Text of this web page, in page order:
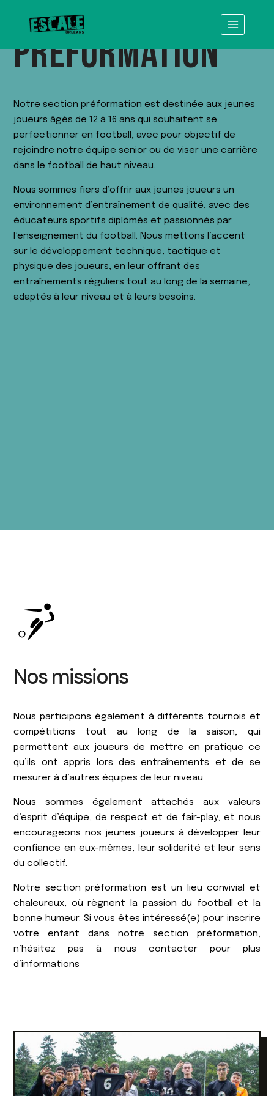
PRÉFORMATION
Notre section préformation est destinée aux jeunes
joueurs âgés de 12 à 16 ans qui souhaitent se
perfectionner en football, avec pour objectif de
rejoindre notre équipe senior ou de viser une carrière
dans le football de haut niveau.
Nous sommes fiers d’offrir aux jeunes joueurs un
environnement d’entraînement de qualité, avec des
éducateurs sportifs diplômés et passionnés par
l’enseignement du football. Nous mettons l’accent
sur le développement technique, tactique et
physique des joueurs, en leur offrant des
entraînements réguliers tout au long de la semaine,
adaptés à leur niveau et à leurs besoins.
Nos missions
Nous participons également à différents tournois et
compétitions tout au long de la saison, qui
permettent aux joueurs de mettre en pratique ce
qu’ils ont appris lors des entraînements et de se
mesurer à d’autres équipes de leur niveau.
Nous sommes également attachés aux valeurs
d’esprit d’équipe, de respect et de fair-play, et nous
encourageons nos jeunes joueurs à développer leur
confiance en eux-mêmes, leur solidarité et leur sens
du collectif.
Notre section préformation est un lieu convivial et
chaleureux, où règnent la passion du football et la
bonne humeur. Si vous êtes intéressé(e) pour inscrire
votre enfant dans notre section préformation,
n’hésitez pas à nous contacter pour plus
d’informations